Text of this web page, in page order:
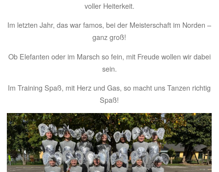
voller Heiterkeit.
Im letzten Jahr, das war famos, bei der Meisterschaft im Norden –
ganz groß!
Ob Elefanten oder im Marsch so fein, mit Freude wollen wir dabei
sein.
Im Training Spaß, mit Herz und Gas, so macht uns Tanzen richtig
Spaß!